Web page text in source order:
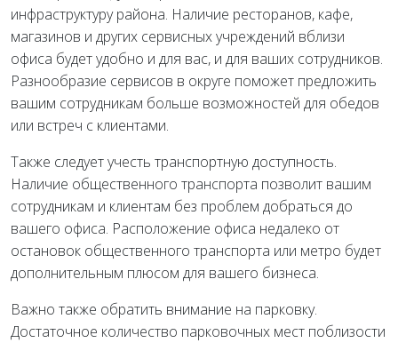
инфраструктуру района. Наличие ресторанов, кафе,
магазинов и других сервисных учреждений вблизи
офиса будет удобно и для вас, и для ваших сотрудников.
Разнообразие сервисов в округе поможет предложить
вашим сотрудникам больше возможностей для обедов
или встреч с клиентами.
Также следует учесть транспортную доступность.
Наличие общественного транспорта позволит вашим
сотрудникам и клиентам без проблем добраться до
вашего офиса. Расположение офиса недалеко от
остановок общественного транспорта или метро будет
дополнительным плюсом для вашего бизнеса.
Важно также обратить внимание на парковку.
Достаточное количество парковочных мест поблизости